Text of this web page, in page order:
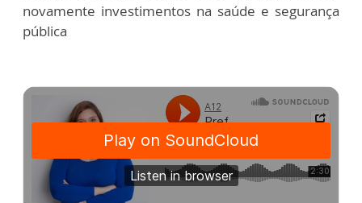
novamente investimentos na saúde e segurança
pública